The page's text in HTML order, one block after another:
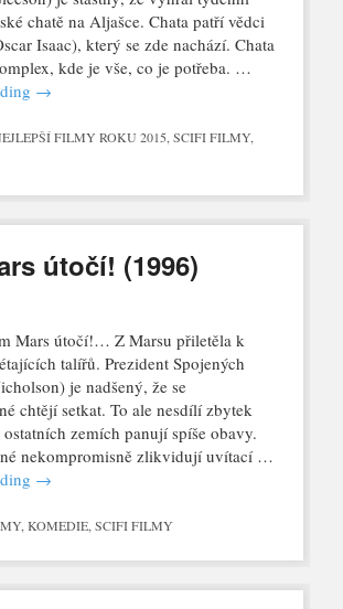
chatě na Aljašce. Chata patří vědci
Isaac), který se zde nachází. Chata
kde je vše, co je potřeba. …
→
FILMY ROKU 2015,SCIFI FILMY,
útočí! (1996)
Mars útočí!… Z Marsu přiletěla k
talířů. Prezident Spojených
je nadšený, že se
chtějí setkat. To ale nesdílí zbytek
ostatních zemích panují spíše obavy.
nekompromisně zlikvidují uvítací …
→
, KOMEDIE, SCIFI FILMY